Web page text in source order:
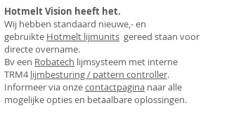
Hotmelt Vision heeft het.
Wij hebben standaard nieuwe,- en
gebruikte Hotmelt lijmunits gereed staan voor
directe overname.
Bv een Robatech lijmsysteem met interne
TRM4lijmbesturing / pattern controller.
Informeer via onzecontactpagina naar alle
mogelijke opties en betaalbare oplossingen.